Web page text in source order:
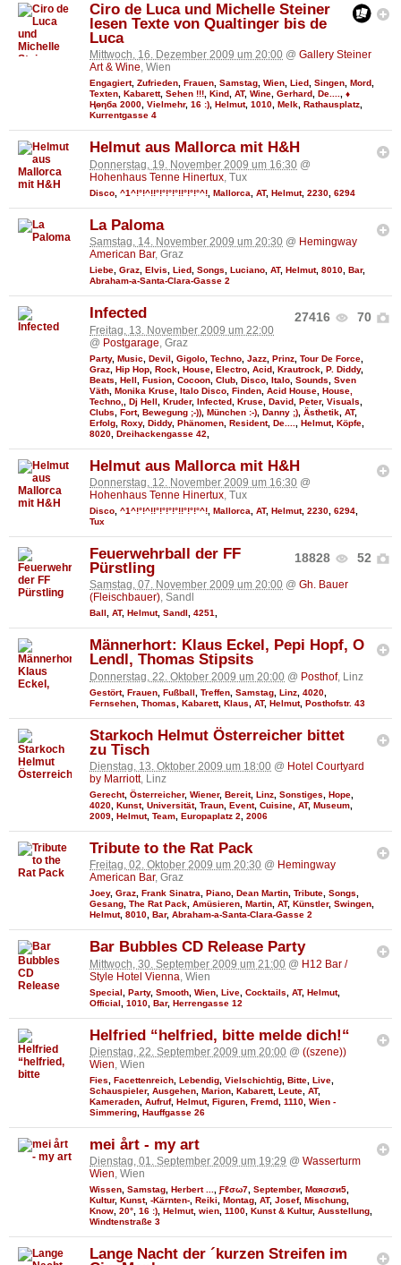
Ciro de Luca und Michelle Steiner
lesen Texte von Qualtinger bis de
Luca
Mittwoch, 16. Dezember 2009 um 20:00 @ Gallery Steiner
Art & Wine, Wien
Engagiert, Zufrieden, Frauen, Samstag, Wien, Lied, Singen, Mord,
Texten, Kabarett, Sehen !!!, Kind, AT, Wine, Gerhard, De...., ♦
Ңөηба 2000, Vielmehr, 16 :), Helmut, 1010, Melk, Rathausplatz,
Kurrentgasse 4
Helmut aus Mallorca mit H&H
Donnerstag, 19. November 2009 um 16:30 @
Hohenhaus Tenne Hinertux, Tux
Disco ^1^!°!^!!°!°!°!°!!°!°!°^! Mallorca AT, Helmut, 2230 6294
La Paloma
Samstag, 14. November 2009 um 20:30 @ Hemingway
American Bar, Graz
Liebe, Graz, Elvis, Lied, Songs, Luciano, AT, Helmut, 8010, Bar,
Abraham-a-Santa-Clara-Gasse 2
27416 70
Infected
Freitag, 13. November 2009 um 22:00
@ Postgarage , Graz
Party, Music Devil Gigolo Techno Jazz Prinz Tour De Force
Graz Hip Hop Rock House Electro Acid Krautrock P. Diddy,
Beats
Hell Fusion Cocoon Club Disco Italo Sounds
Sven
Väth Monika Kruse Italo Disco Finden Acid House House,
Techno,
Dj Hell Kruder, Infected Kruse David Peter, Visuals
Clubs
Fort, Bewegung ;-)) München :-) Danny ;) Ästhetik AT,
Erfolg Roxy, Diddy, Phänomen Resident, De.... Helmut, Köpfe
8020 Dreihackengasse 42
Helmut aus Mallorca mit H&H
Donnerstag, 12. November 2009 um 16:30 @
Hohenhaus Tenne Hinertux, Tux
Disco ^1^!°!^!!°!°!°!°!!°!°!°^! Mallorca AT, Helmut, 2230 6294
Tux
18828 52
Feuerwehrball der FF
Pürstling
Samstag, 07. November 2009 um 20:00 @ Gh. Bauer
(Fleischbauer), Sandl
Ball, AT, Helmut, Sandl, 4251,
Männerhort: Klaus Eckel, Pepi Hopf, O
Lendl, Thomas Stipsits
Donnerstag, 22. Oktober 2009 um 20:00 @ Posthof, Linz
Gestört, Frauen Fußball Treffen Samstag Linz 4020
Fernsehen Thomas Kabarett, Klaus AT, Helmut, Posthofstr. 43
Starkoch Helmut Österreicher bittet
zu Tisch
Dienstag, 13. Oktober 2009 um 18:00 @ Hotel Courtyard
by Marriott, Linz
Gerecht, Österreicher, Wiener, Bereit, Linz Sonstiges Hope
4020 Kunst, Universität, Traun Event, Cuisine AT, Museum
2009 Helmut, Team Europaplatz 2 2006
Tribute to the Rat Pack
Freitag, 02. Oktober 2009 um 20:30 @ Hemingway
American Bar, Graz
Joey, Graz, Frank Sinatra, Piano, Dean Martin, Tribute, Songs,
Gesang, The Rat Pack, Amüsieren, Martin, AT, Künstler, Swingen,
Helmut, 8010, Bar, Abraham-a-Santa-Clara-Gasse 2
Bar Bubbles CD Release Party
Mittwoch, 30. September 2009 um 21:00 @ H12 Bar /
Style Hotel Vienna , Wien
Special Party, Smooth Wien Live Cocktails AT, Helmut,
Official
1010 Bar, Herrengasse 12
Helfried “helfried, bitte melde dich!“
Dienstag, 22. September 2009 um 20:00 @ ((szene))
Wien, Wien
Fies Facettenreich Lebendig Vielschichtig Bitte Live
Schauspieler, Ausgehen Marion Kabarett, Leute AT,
Kameraden Aufruf, Helmut, Figuren Fremd 1110 Wien -
Simmering Hauffgasse 26
mei årt - my art
Dienstag, 01. September 2009 um 19:29 @ Wasserturm
Wien, Wien
Wissen, Samstag, Herbert ..., Ƒℓσω7, September, Мαяσσи5,
Kultur, Kunst, -Kärnten-, Reiki, Montag, AT, Josef, Mischung,
Know, 20°, 16 :), Helmut, wien, 1100, Kunst & Kultur, Ausstellung,
Windtenstraße 3
Lange Nacht der ´kurzen Streifen im